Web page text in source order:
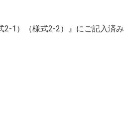
2-1）（様式2-2）』にご記入済み